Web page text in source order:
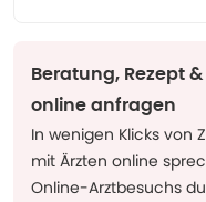
Beratung, Rezept
online anfragen
In wenigen Klicks von
mit Ärzten online
Online-Arztbesuchs